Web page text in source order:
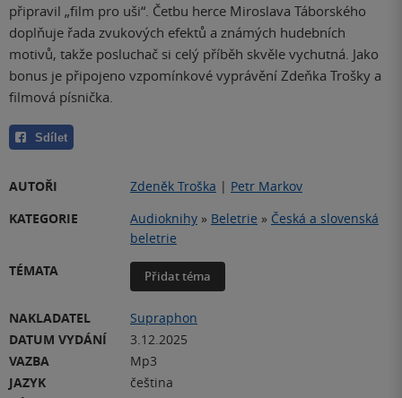
připravil „film pro uši“. Četbu herce Miroslava Táborského
doplňuje řada zvukových efektů a známých hudebních
motivů, takže posluchač si celý příběh skvěle vychutná. Jako
bonus je připojeno vzpomínkové vyprávění Zdeňka Trošky a
filmová písnička.
Sdílet
AUTOŘI Zdeněk Troška | Petr Markov
KATEGORIE
Audioknihy » Beletrie » Česká a slovenská
beletrie
TÉMATA
Přidat téma
NAKLADATEL
Supraphon
DATUM VYDÁNÍ
3.12.2025
VAZBA
Mp3
JAZYK
čeština